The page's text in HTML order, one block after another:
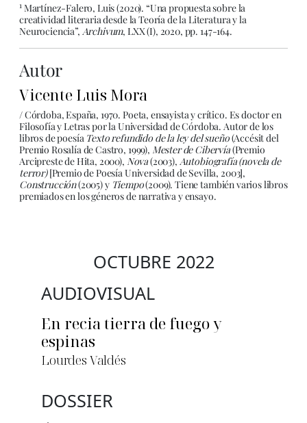
1Martínez-Falero, Luis (2020). “Una propuesta sobre la
creatividad literaria desde la Teoría de la Literatura y la
Neurociencia”, Archivum, LXX (I), 2020, pp. 147-164.
Autor
Vicente Luis Mora
/ Córdoba, España, 1970. Poeta, ensayista y crítico. Es doctor en
Filosofía y Letras por la Universidad de Córdoba. Autor de los
libros de poesía Texto refundido de la ley del sueño(Accésit del
Premio Rosalía de Castro, 1999), Mester de Cibervía(Premio
Arcipreste de Hita, 2000), Nova(2003), Autobiografía (novela de
terror)[Premio de Poesía Universidad de Sevilla, 2003],
Construcción(2005) y Tiempo(2009). Tiene también varios libros
premiados en los géneros de narrativa y ensayo.
OCTUBRE 2022
AUDIOVISUAL
En recia tierra de fuego y
espinas
Lourdes Valdés
DOSSIER